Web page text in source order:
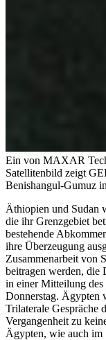
Ein von MAXAR
Satellitenbild zeigt
Benishangul-Gumuz
Äthiopien und Sudan
die ihr Grenzgebiet
bestehende
ihre Überzeugung
Zusammenarbeit von
beitragen werden, die
in einer Mitteilung des
Donnerstag. Ägypten
Trilaterale Gespräche
Vergangenheit zu
Ägypten, wie auch im